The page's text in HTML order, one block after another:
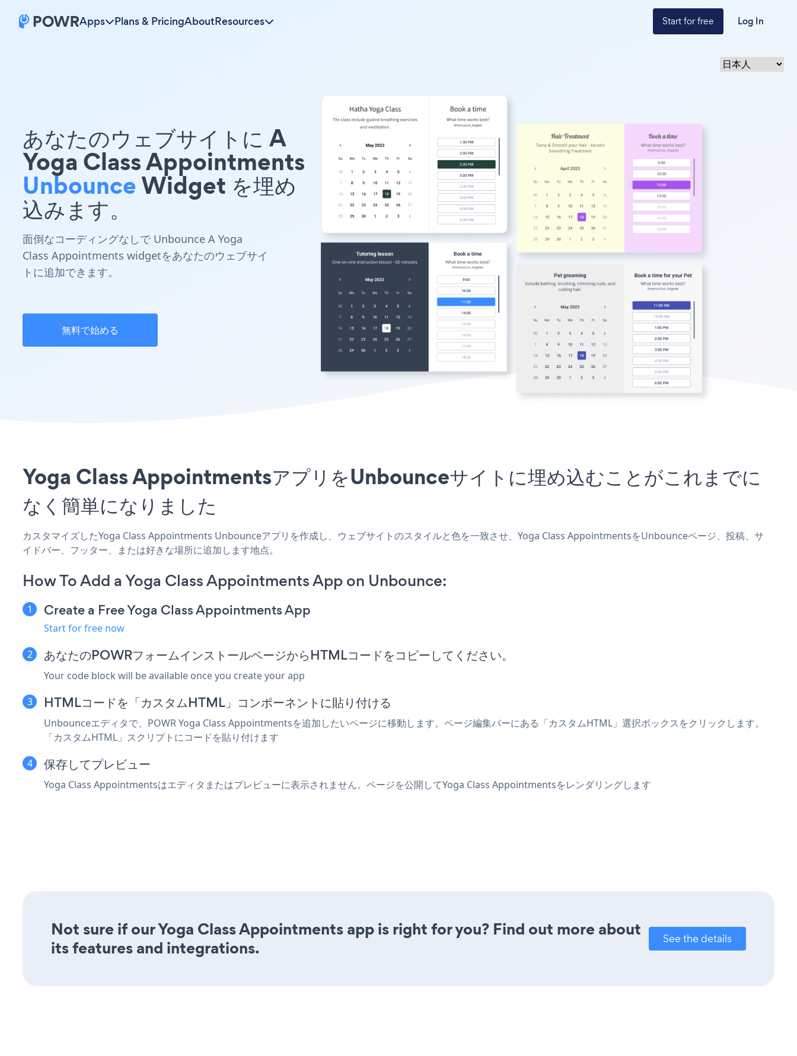
Apps Plans & PricingAboutResources Start for free Log In
あなたのウェブサイトに A
Yoga Class Appointments
UnbounceWidget を埋め
込みます。
面倒なコーディングなしで Unbounce A Yoga
Class Appointments widgetをあなたのウェブサイ
トに追加できます。
無料で始める
Yoga Class AppointmentsアプリをUnbounceサイトに埋め込むことがこれまでに
なく簡単になりました
カスタマイズしたYoga Class Appointments Unbounceアプリを作成し、ウェブサイトのスタイルと色を一致させ、Yoga Class AppointmentsをUnbounceページ、投稿、サ
イドバー、フッター、または好きな場所に追加します地点。
How To Add a Yoga Class Appointments App on Unbounce:
Create a Free Yoga Class Appointments App
Start for free now
あなたのPOWRフォームインストールページからHTMLコードをコピーしてください。
Your code block will be available once you create your app
HTMLコードを「カスタムHTML」コンポーネントに貼り付ける
Unbounceエディタで、POWR Yoga Class Appointmentsを追加したいページに移動します。ページ編集バーにある「カスタムHTML」選択ボックスをクリックします。
「カスタムHTML」スクリプトにコードを貼り付けます
保存してプレビュー
Yoga Class Appointmentsはエディタまたはプレビューに表示されません。ページを公開してYoga Class Appointmentsをレンダリングします
Not sure if our Yoga Class Appointments app is right for you? Find out more about
its features and integrations.
See the details